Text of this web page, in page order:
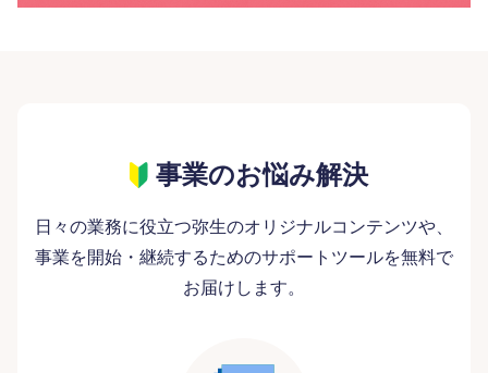
事業のお悩み解決
日々の業務に役立つ弥生のオリジナルコンテンツや、
事業を開始・継続するためのサポートツールを無料で
お届けします。